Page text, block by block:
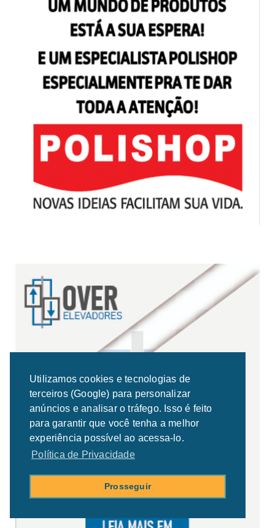
Utilizamos cookies e tecnologias de
terceiros (Google) para personalizar
anúncios e analisar o tráfego. Isso é feito
para garantir que você tenha a melhor
experiência possível ao acessa-lo.
Política de Privacidade
Prosseguir